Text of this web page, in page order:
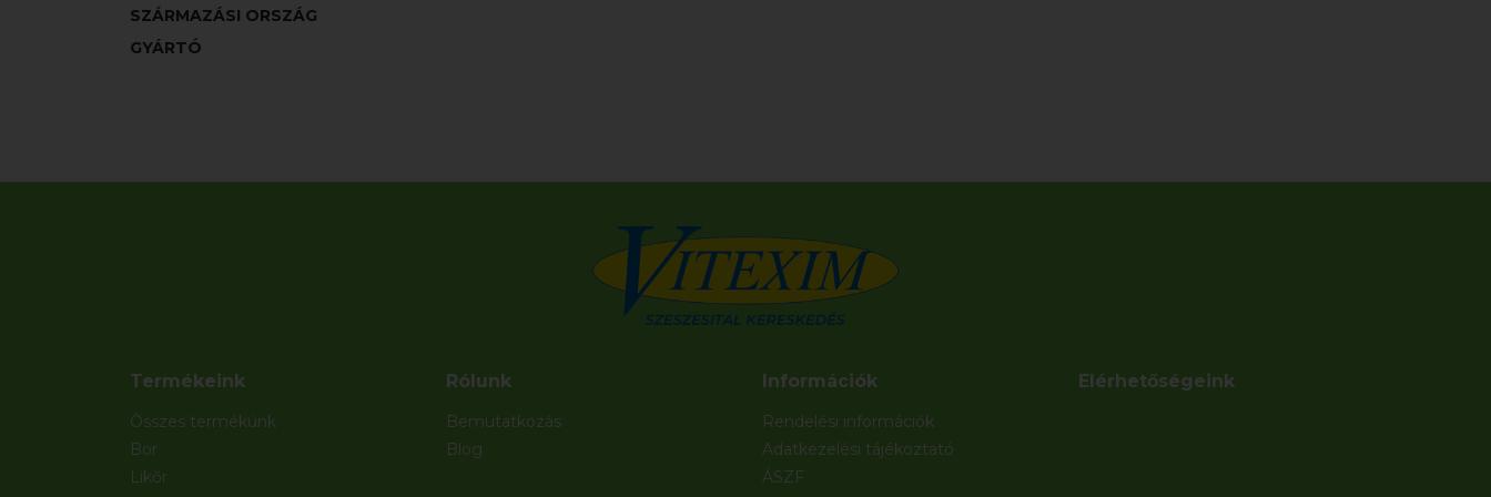
SZÁRMAZÁSI ORSZÁG
GYÁRTÓ
Termékeink
Összes termékünk
Bor
Likőr
Rólunk
Bemutatkozás
Blog
Információk
Rendelési információk
Adatkezelési tájékoztató
ÁSZF
Elérhetőségeink